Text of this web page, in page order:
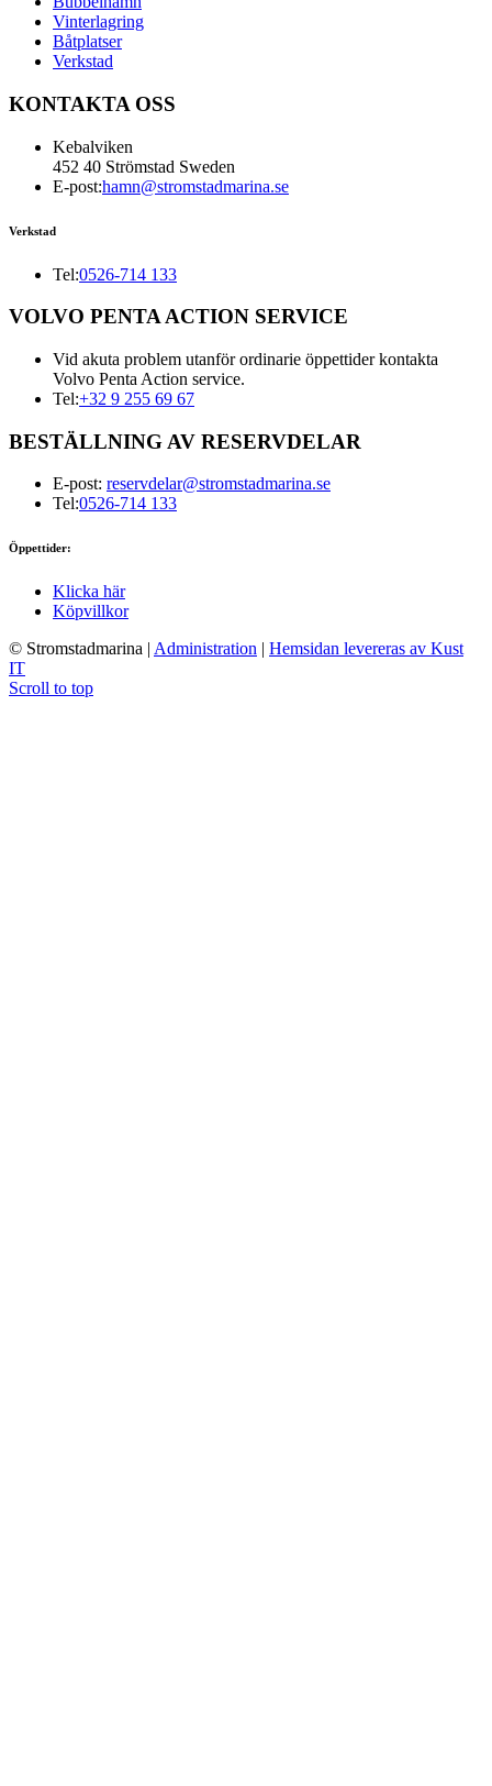
Vinterlagring
Båtplatser
Verkstad
KONTAKTA OSS
Kebalviken
452 40 Strömstad Sweden
E-post:hamn@stromstadmarina.se
Verkstad
Tel:0526-714 133
VOLVO PENTA ACTION SERVICE
Vid akuta problem utanför ordinarie öppettider kontakta
Volvo Penta Action service.
Tel:+32 9 255 69 67
BESTÄLLNING AV RESERVDELAR
E-post: reservdelar@stromstadmarina.se
Tel:0526-714 133
Öppettider:
Klicka här
Köpvillkor
© Stromstadmarina | Administration | Hemsidan levereras av Kust
IT
Scroll to top